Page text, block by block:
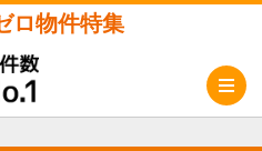
ロ物件特集